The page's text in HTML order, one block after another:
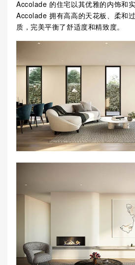
Accolade 的住宅以其优雅的内饰和实
Accolade 拥有高高的天花板、柔和
质，完美平衡了舒适度和精致度。